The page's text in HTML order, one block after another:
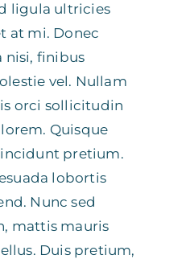
ligula ultricies
at mi. Donec
nisi, finibus
vel. Nullam
orci sollicitudin
Quisque
pretium.
lobortis
Nunc sed
mattis mauris
Duis pretium,